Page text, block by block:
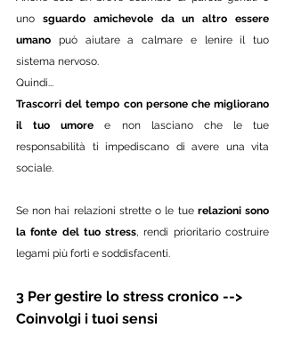
uno sguardo amichevole da un altro essere
umano può aiutare a calmare e lenire il tuo
sistema nervoso.
Quindi...
Trascorri del tempo con persone che migliorano
il tuo umore e non lasciano che le tue
responsabilità ti impediscano di avere una vita
sociale.
Se non hai relazioni strette o le tue relazioni sono
la fonte del tuo stress, rendi prioritario costruire
legami più forti e soddisfacenti.
3 Per gestire lo stress cronico -->
Coinvolgi i tuoi sensi